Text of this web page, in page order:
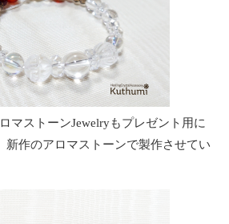
マストーンJewelryもプレゼント用に
新作のアロマストーンで製作させてい